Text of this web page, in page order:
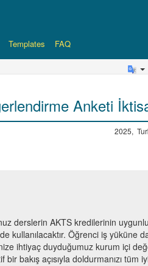
Templates FAQ
Anketi
2025,
derslerin AKTS kredilerinin
kullanılacaktır. Öğrenci iş yüküne
ihtiyaç duyduğumuz kurum içi
bakış açısıyla doldurmanızı tüm